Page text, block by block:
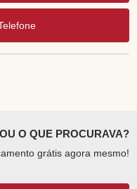
O QUE PROCURAVA?
grátis agora mesmo!